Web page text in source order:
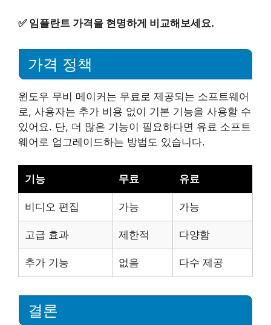
✅ 임플란트 가격을 현명하게 비교해보세요.
가격 정책
윈도우 무비 메이커는 무료로 제공되는 소프트웨어
로, 사용자는 추가 비용 없이 기본 기능을 사용할 수
있어요. 단, 더 많은 기능이 필요하다면 유료 소프트
웨어로 업그레이드하는 방법도 있습니다.
기능 무료 유료
비디오 편집 가능 가능
고급 효과 제한적 다양함
추가 기능 없음 다수 제공
결론